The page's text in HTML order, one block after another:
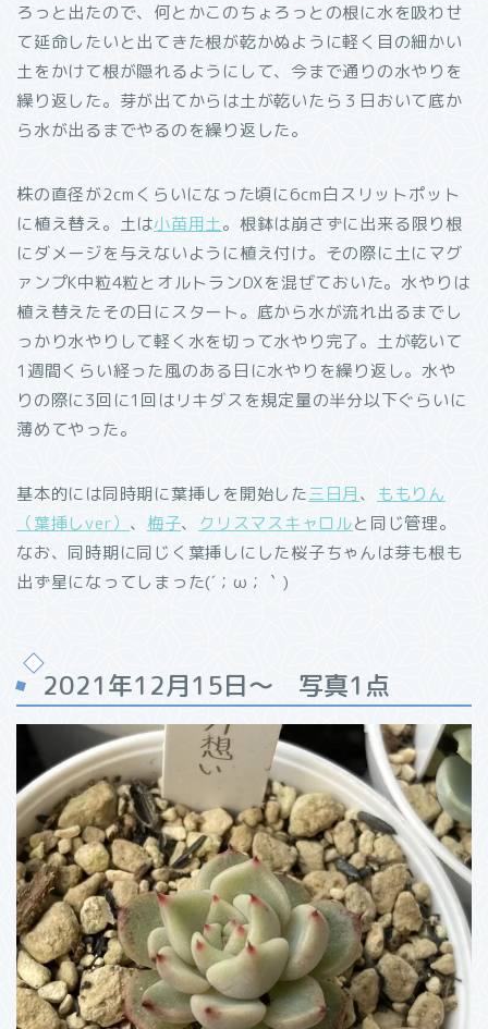
ろっと出たので、何とかこのちょろっとの根に水を吸わせ
て延命したいと出てきた根が乾かぬように軽く目の細かい
土をかけて根が隠れるようにして、今まで通りの水やりを
繰り返した。芽が出てからは土が乾いたら３日おいて底か
ら水が出るまでやるのを繰り返した。
株の直径が2cmくらいになった頃に6cm白スリットポット
に植え替え。土は小苗用土。根鉢は崩さずに出来る限り根
にダメージを与えないように植え付け。その際に土にマグ
ァンプK中粒4粒とオルトランDXを混ぜておいた。水やりは
植え替えたその日にスタート。底から水が流れ出るまでし
っかり水やりして軽く水を切って水やり完了。土が乾いて
1週間くらい経った風のある日に水やりを繰り返し。水や
りの際に3回に1回はリキダスを規定量の半分以下ぐらいに
薄めてやった。
基本的には同時期に葉挿しを開始した三日月、 ももりん
（葉挿しver） 、 梅子、 クリスマスキャロルと同じ管理。
なお、同時期に同じく葉挿しにした桜子ちゃんは芽も根も
出ず星になってしまった(´；ω；｀)
2021年12月15日～ 写真1点